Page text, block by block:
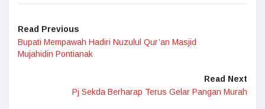
Read Previous
Bupati Mempawah Hadiri Nuzulul Qur’an Masjid
Mujahidin Pontianak
Read Next
Pj Sekda Berharap Terus Gelar Pangan Murah